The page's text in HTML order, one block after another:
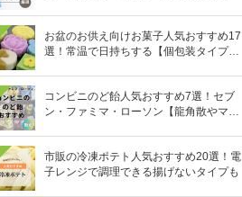
お盆のお供え向けお菓子人気おすすめ17
選！常温で日持ちする【個包装タイプ
コンビニのど飴人気おすすめ7選！セブ
ン・ファミマ・ローソン【龍角散やマヌ
市販の冷凍ポテト人気おすすめ20選！電
子レンジで調理できる揚げないタイプも